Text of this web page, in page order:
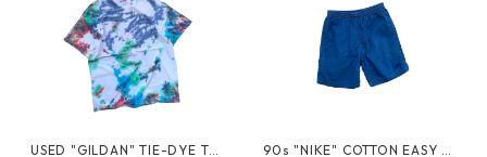
USED "GILDAN" TIE-DYE TE
90s "NIKE" COTTON EASY S